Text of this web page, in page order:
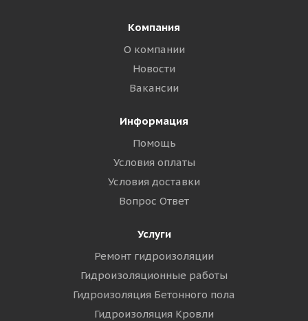
Компания
О компании
Новости
Вакансии
Информация
Помощь
Условия оплаты
Условия доставки
Вопрос Ответ
Услуги
Ремонт гидроизоляции
Гидроизоляционные работы
Гидроизоляция Бетонного пола
Гидроизоляция Кровли